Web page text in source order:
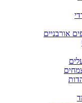
אורבניים